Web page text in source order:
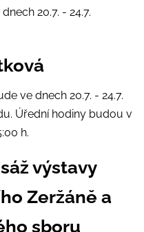
20.7. - 24.7.
ve dnech 20.7. - 24.7.
Úřední hodiny budou v
h.
výstavy
Zeržáně a
sboru